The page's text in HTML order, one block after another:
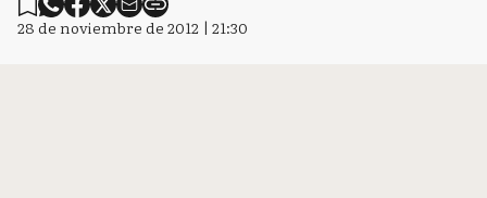
28 de noviembre de 2012 | 21:30